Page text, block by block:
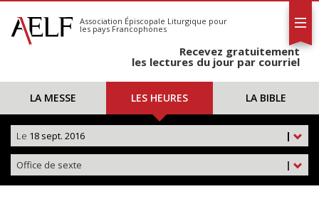
S'abonner
Calendrier
Association Épiscopale Liturgique pour
les pays Francophones
Recevez gratuitement
les lectures du jour par courriel
LA MESSE LES HEURES LA BIBLE
|
Le 18 sept. 2016
|
Office de sexte